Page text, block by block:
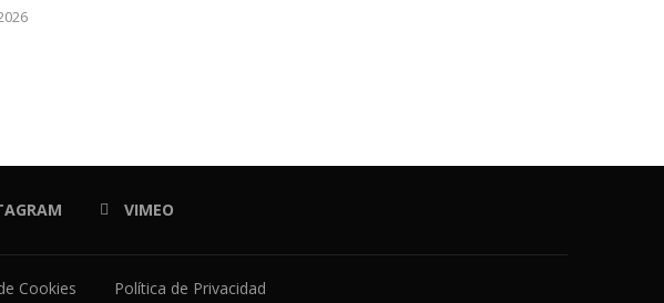
VIMEO
Cookies Política de Privacidad